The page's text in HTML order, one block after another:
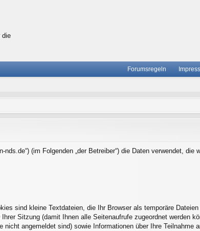
die
Forumsregeln
(im Folgenden „der Betreiber“) die Daten verwendet, die
sind kleine Textdateien, die Ihr Browser als temporäre
Sitzung (damit Ihnen alle Seitenaufrufe zugeordnet werden
angemeldet sind) sowie Informationen über Ihre Teilnahme